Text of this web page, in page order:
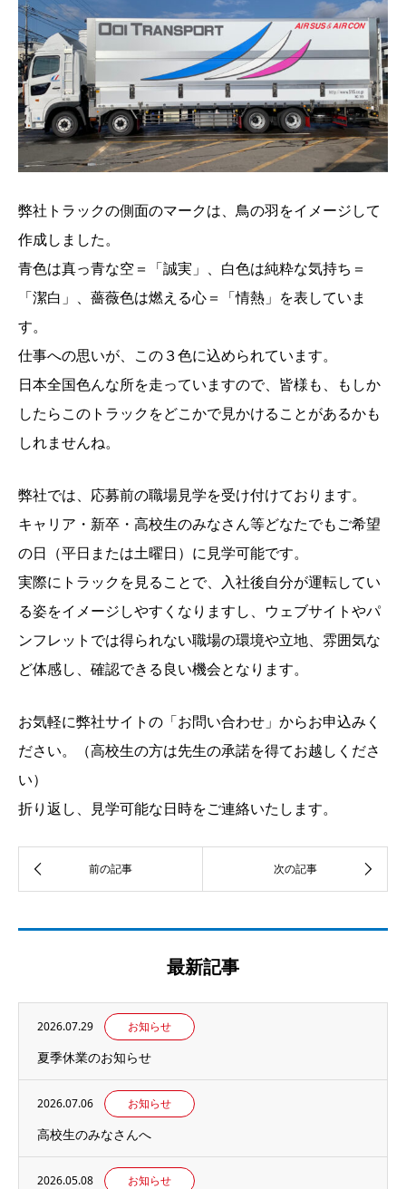
弊社トラックの側面のマークは、鳥の羽をイメージして
作成しました。
青色は真っ青な空＝「誠実」、白色は純粋な気持ち＝
「潔白」、薔薇色は燃える心＝「情熱」を表していま
す。
仕事への思いが、この３色に込められています。
日本全国色んな所を走っていますので、皆様も、もしか
したらこのトラックをどこかで見かけることがあるかも
しれませんね。
弊社では、応募前の職場見学を受け付けております。
キャリア・新卒・高校生のみなさん等どなたでもご希望
の日（平日または土曜日）に見学可能です。
実際にトラックを見ることで、入社後自分が運転してい
る姿をイメージしやすくなりますし、ウェブサイトやパ
ンフレットでは得られない職場の環境や立地、雰囲気な
ど体感し、確認できる良い機会となります。
お気軽に弊社サイトの「お問い合わせ」からお申込みく
ださい。（高校生の方は先生の承諾を得てお越しくださ
い）
折り返し、見学可能な日時をご連絡いたします。
最新記事
2026.07.29 お知らせ
夏季休業のお知らせ
2026.07.06 お知らせ
高校生のみなさんへ
2026.05.08 お知らせ